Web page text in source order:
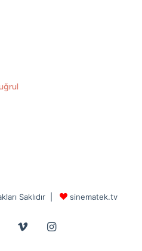
Saklıdır | sinematek.tv
Twitter VimeoInstagram